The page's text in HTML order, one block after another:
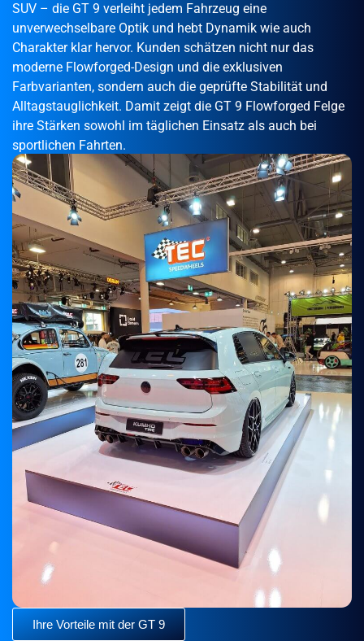
SUV – die GT 9 verleiht jedem Fahrzeug eine
unverwechselbare Optik und hebt Dynamik wie auch
Charakter klar hervor. Kunden schätzen nicht nur das
moderne Flowforged-Design und die exklusiven
Farbvarianten, sondern auch die geprüfte Stabilität und
Alltagstauglichkeit. Damit zeigt die GT 9 Flowforged Felge
ihre Stärken sowohl im täglichen Einsatz als auch bei
sportlichen Fahrten.
Ihre Vorteile mit der GT 9